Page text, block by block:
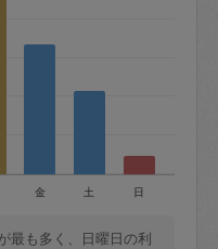
で＝依頼金額の
ャンセル＝依頼
額
金 土 日
最も多く、日曜日の利